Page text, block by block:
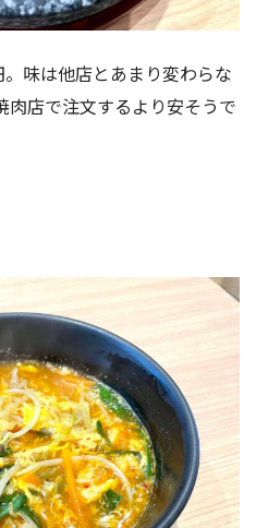
味は他店とあまり変わらな
肉店で注文するより安そうで